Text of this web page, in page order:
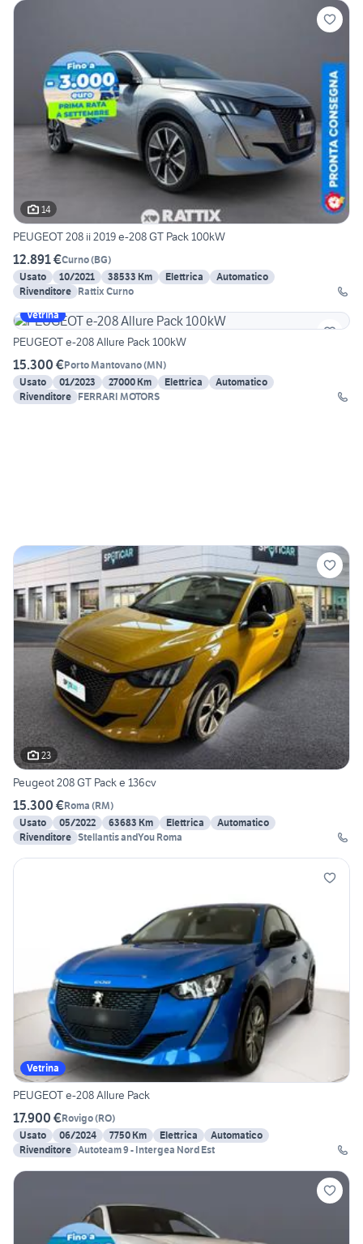
14
PEUGEOT 208 ii 2019 e-208 GT Pack 100kW
12.891 €Curno(BG)
Usato
10/2021 38533 Km Elettrica
Automatico
Rivenditore Rattix Curno
Vetrina
PEUGEOT e-208 Allure Pack 100kW
15.300 €Porto Mantovano(MN)
Usato
01/2023 27000 Km Elettrica
Automatico
Rivenditore FERRARI MOTORS
23
Peugeot 208 GT Pack e 136cv
15.300 €Roma (RM)
Usato
05/2022 63683 Km Elettrica
Automatico
Rivenditore Stellantis andYou Roma
Vetrina
PEUGEOT e-208 Allure Pack
17.900 €Rovigo(RO)
Usato
06/2024 7750 Km Elettrica
Automatico
Rivenditore Autoteam 9 - Intergea Nord Est